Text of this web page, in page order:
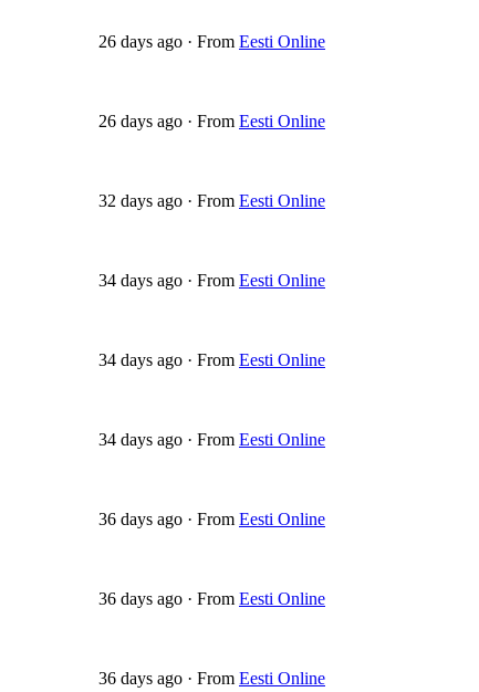
26 days ago · From Eesti Online
26 days ago · From Eesti Online
32 days ago · From Eesti Online
34 days ago · From Eesti Online
34 days ago · From Eesti Online
34 days ago · From Eesti Online
36 days ago · From Eesti Online
36 days ago · From Eesti Online
36 days ago · From Eesti Online